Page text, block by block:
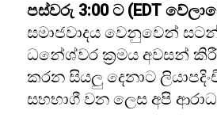
පස්වරු 3:00 ට (EDT
සමාජවාදය වෙනුවෙන්
ධනේශ්වර ක්‍රමය අවසන්
කරන සියලු දෙනාට
සහභාගී වන ලෙස අපි